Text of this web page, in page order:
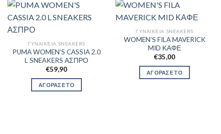
ΓΥΝΑΙΚΕΊΑ SNEAKERS
PUMA WOMEN’S CASSIA 2.0
L SNEAKERS ΑΣΠΡΟ
€59,90
ΑΓΟΡΑΣΕ ΤΟ
ΓΥΝΑΙΚΕΊΑ SNEAKERS
WOMEN’S FILA MAVERICK
MID ΚΑΦΕ
€35,00
ΑΓΟΡΑΣΕ ΤΟ